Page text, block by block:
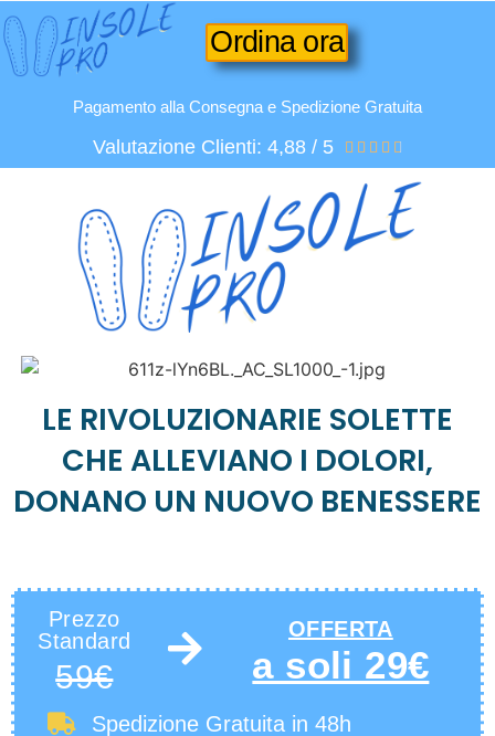
Ordina ora
Pagamento alla Consegna e Spedizione Gratuita
Valutazione Clienti: 4,88 / 5     
LE RIVOLUZIONARIE SOLETTE
CHE ALLEVIANO I DOLORI,
DONANO UN NUOVO BENESSERE
Prezzo
Standard
59€
OFFERTA
a soli 29€
Spedizione Gratuita in 48h